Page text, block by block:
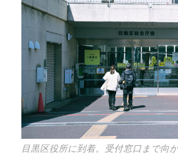
目黒区役所に到着。受付窓口まで向